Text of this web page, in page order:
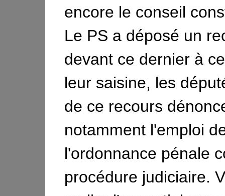
encore le conseil
Le PS a déposé un
devant ce dernier à
leur saisine, les
de ce recours
notamment l'emploi
l'ordonnance pénale
procédure judiciaire.